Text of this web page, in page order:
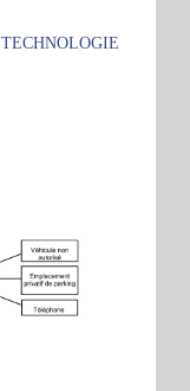
TECHNOLOGIE